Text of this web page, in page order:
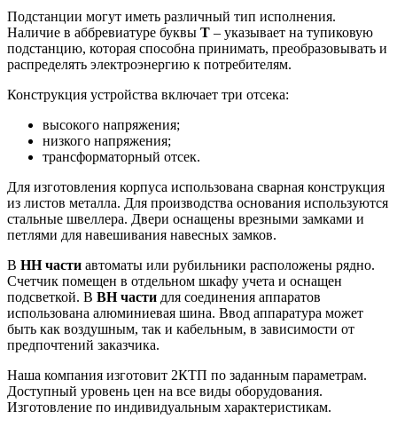
Подстанции могут иметь различный тип исполнения.
Наличие в аббревиатуре буквы Т – указывает на тупиковую
подстанцию, которая способна принимать, преобразовывать и
распределять электроэнергию к потребителям.
Конструкция устройства включает три отсека:
высокого напряжения;
низкого напряжения;
трансформаторный отсек.
Для изготовления корпуса использована сварная конструкция
из листов металла. Для производства основания используются
стальные швеллера. Двери оснащены врезными замками и
петлями для навешивания навесных замков.
В НН части автоматы или рубильники расположены рядно.
Счетчик помещен в отдельном шкафу учета и оснащен
подсветкой. В ВН части для соединения аппаратов
использована алюминиевая шина. Ввод аппаратура может
быть как воздушным, так и кабельным, в зависимости от
предпочтений заказчика.
Наша компания изготовит 2КТП по заданным параметрам.
Доступный уровень цен на все виды оборудования.
Изготовление по индивидуальным характеристикам.